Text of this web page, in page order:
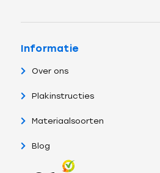
Informatie
Over ons
Plakinstructies
Materiaalsoorten
Blog